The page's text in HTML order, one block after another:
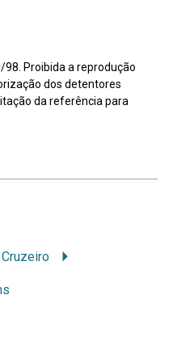
Proibida a reprodução
dos detentores
da referência para
Cruzeiro